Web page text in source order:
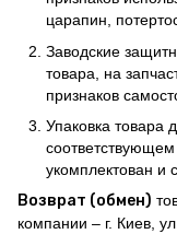
царапин,
Заводские
товара, на
признаков
Упаковка товара
укомплектован и
Возврат (обмен)
компании – г. Киев,